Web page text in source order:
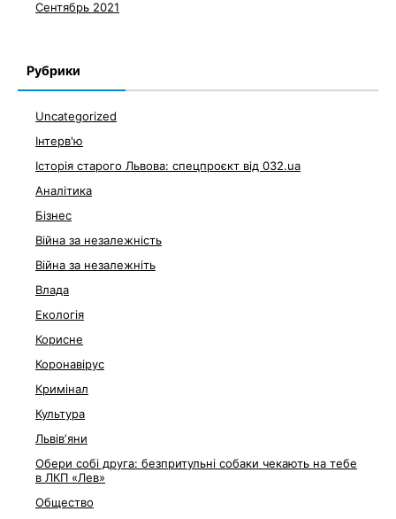
Сентябрь 2021
Рубрики
Uncategorized
Інтерв'ю
Історія старого Львова: спецпроєкт від 032.ua
Аналітика
Бізнес
Війна за незалежність
Війна за незалежніть
Влада
Екологія
Корисне
Коронавірус
Кримінал
Культура
Львівʼяни
Обери собі друга: безпритульні собаки чекають на тебе
в ЛКП «Лев»
Общество